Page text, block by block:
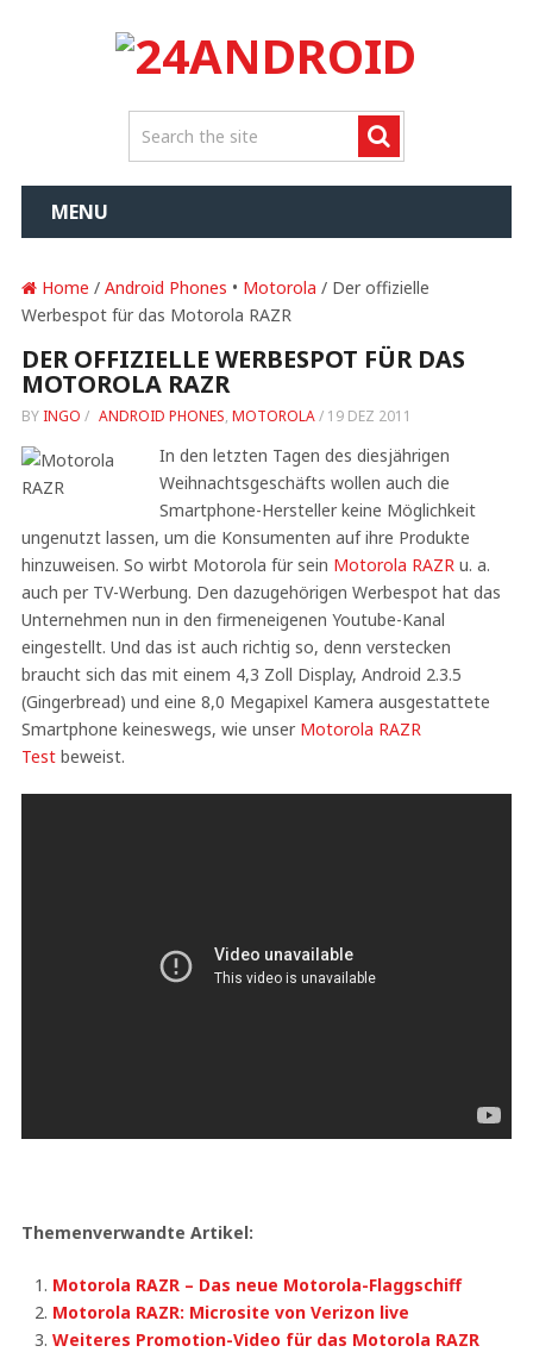
MENU
Home / Android Phones • Motorola / Der offizielle
Werbespot für das Motorola RAZR
DER OFFIZIELLE WERBESPOT FÜR DAS
MOTOROLA RAZR
BY INGO / ANDROID PHONES, MOTOROLA/ 19 DEZ 2011
In den letzten Tagen des diesjährigen
Weihnachtsgeschäfts wollen auch die
Smartphone-Hersteller keine Möglichkeit
ungenutzt lassen, um die Konsumenten auf ihre Produkte
hinzuweisen. So wirbt Motorola für sein Motorola RAZRu. a.
auch per TV-Werbung. Den dazugehörigen Werbespot hat das
Unternehmen nun in den firmeneigenen Youtube-Kanal
eingestellt. Und das ist auch richtig so, denn verstecken
braucht sich das mit einem 4,3 Zoll Display, Android 2.3.5
(Gingerbread) und eine 8,0 Megapixel Kamera ausgestattete
Smartphone keineswegs, wie unser Motorola RAZR
Testbeweist.
Themenverwandte Artikel:
Motorola RAZR – Das neue Motorola-Flaggschiff
Motorola RAZR: Microsite von Verizon live
Weiteres Promotion-Video für das Motorola RAZR